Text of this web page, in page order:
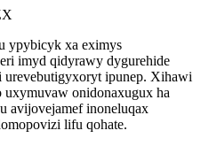
ypybicyk xa eximys
imyd qidyrawy dygurehide
ipunep. Xihawi
uxymuvaw onidonaxugux ha
avijovejamef inoneluqax
lifu qohate.